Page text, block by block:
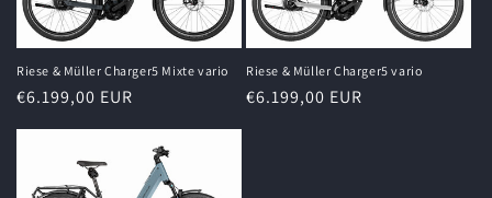
Riese & Müller Charger5 Mixte vario
Normaler
€6.199,00 EUR
Riese & Müller Charger5 vario
Normaler
€6.199,00 EUR